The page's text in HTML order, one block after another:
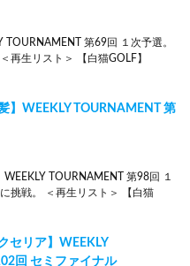
TOURNAMENT 第69回 １次予選。
再生リスト＞ 【白猫GOLF】
】WEEKLY TOURNAMENT 第
WEEKLY TOURNAMENT 第98回 １
挑戦。 ＜再生リスト＞ 【白猫
セリア】WEEKLY
回 セミファイナル